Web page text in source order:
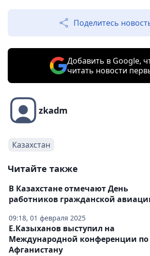
Поделитесь
Добавить в Google,
читать новости
zkadm
Казахстан
Читайте также
09:18, 01 февраля 2025
В Казахстане отмечают День
работников гражданской
Е.Казыханов выступил на
Международной конференции по
Афганистану